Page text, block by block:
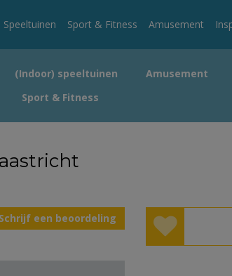
Speeltuinen Sport & Fitness Amusement
(Indoor) speeltuinen Amusement
Sport & Fitness
Schrijf een beoordeling